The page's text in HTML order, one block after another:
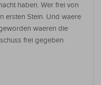
haben. Wer frei von
ersten Stein. Und waere
waeren die
frei gegeben